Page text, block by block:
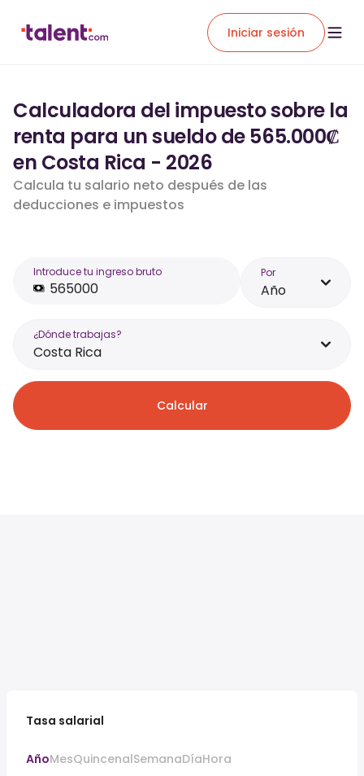
Iniciar sesión
Calculadora del impuesto sobre la
renta para un sueldo de 565.000₡
en Costa Rica - 2026
Calcula tu salario neto después de las
deducciones e impuestos
Introduce tu ingreso bruto Por
Año
¿Dónde trabajas?
Costa Rica
Calcular
Tasa salarial
AñoMesQuincenalSemanaDíaHora